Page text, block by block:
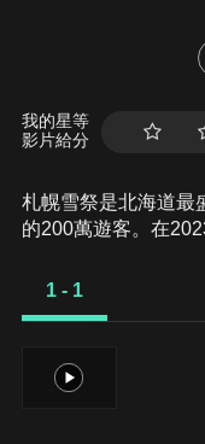
我的星等
影片給分
札幌雪祭是北海道最
的200萬遊客。在
包括雪雕的製作過程
1 - 1
1